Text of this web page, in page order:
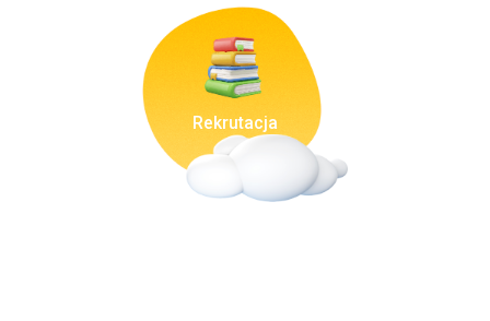
Rekrutacja